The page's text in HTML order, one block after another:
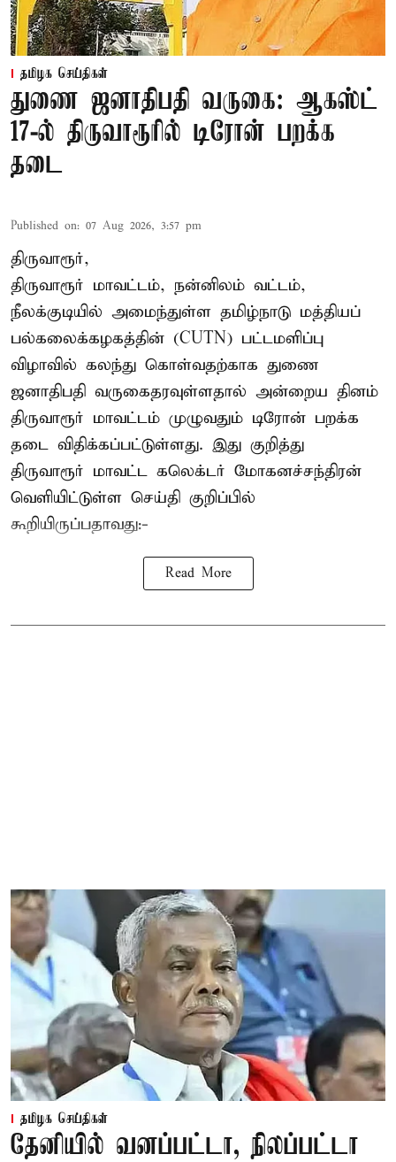
தமிழக செய்திகள்
துணை ஜனாதிபதி வருகை: ஆகஸ்ட்
17-ல் திருவாரூரில் டிரோன் பறக்க
தடை
Published on: 07 Aug 2026, 3:57 pm
திருவாரூர்,
திருவாரூர் மாவட்டம், நன்னிலம் வட்டம்,
நீலக்குடியில் அமைந்துள்ள தமிழ்நாடு மத்தியப்
பல்கலைக்கழகத்தின் (CUTN) பட்டமளிப்பு
விழாவில் கலந்து கொள்வதற்காக துணை
ஜனாதிபதி வருகைதரவுள்ளதால் அன்றைய தினம்
திருவாரூர் மாவட்டம் முழுவதும் டிரோன் பறக்க
தடை விதிக்கப்பட்டுள்ளது. இது குறித்து
திருவாரூர் மாவட்ட கலெக்டர் மோகனச்சந்திரன்
வெளியிட்டுள்ள செய்தி குறிப்பில்
கூறியிருப்பதாவது:-
Read More
தமிழக செய்திகள்
தேனியில் வனப்பட்டா, நிலப்பட்டா